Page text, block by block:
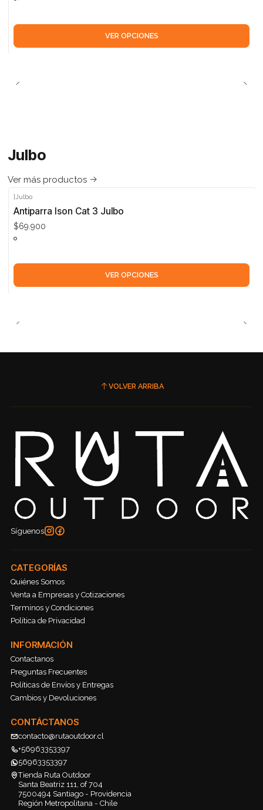
VER OPCIONES
Julbo
Ver más productos
|Julbo
Antiparra Ison Cat 3 Julbo
$69.900
VER OPCIONES
VOLVER ARRIBA
Síguenos
CATEGORÍAS
Quiénes Somos
Venta a Empresas y Cotizaciones
Terminos y Condiciones
Política de Privacidad
INFORMACIÓN
Contactanos
Preguntas Frecuentes
Políticas de Envíos y Entregas
Cambios y Devoluciones
CONTÁCTANOS
contacto@rutaoutdoor.cl
+56963353397
56963353397
Tienda Ruta Outdoor
Santa Beatriz 111, of 704
7500494 Santiago - Providencia
Región Metropolitana - Chile